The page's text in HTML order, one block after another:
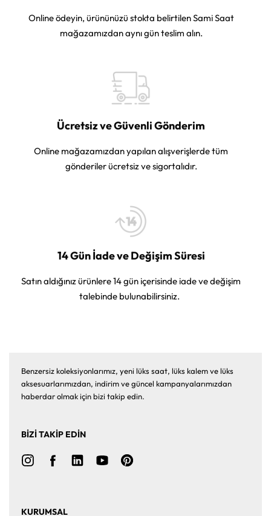
Online ödeyin, ürününüzü stokta belirtilen Sami Saat
mağazamızdan aynı gün teslim alın.
Ücretsiz ve Güvenli Gönderim
Online mağazamızdan yapılan alışverişlerde tüm
gönderiler ücretsiz ve sigortalıdır.
14 Gün İade ve Değişim Süresi
Satın aldığınız ürünlere 14 gün içerisinde iade ve değişim
talebinde bulunabilirsiniz.
Benzersiz koleksiyonlarımız, yeni lüks saat, lüks kalem ve lüks
aksesuarlarımızdan, indirim ve güncel kampanyalarımızdan
haberdar olmak için bizi takip edin.
BİZİ TAKİP EDİN
KURUMSAL